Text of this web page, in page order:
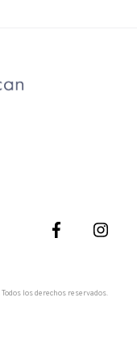
los derechos reservados.